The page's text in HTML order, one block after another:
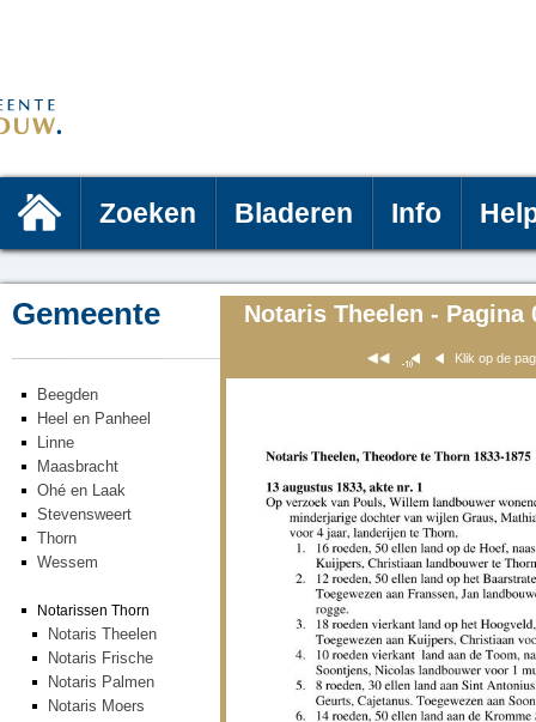
Zoeken Bladeren Info
Gemeente
Beegden
Heel en Panheel
Linne
Maasbracht
Ohé en Laak
Stevensweert
Thorn
Wessem
Notarissen Thorn
Notaris Theelen
Notaris Frische
Notaris Palmen
Notaris Moers
Notaris Theelen - Pagina
Klik op de